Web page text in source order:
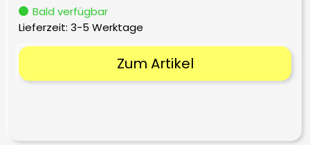
Bald verfügbar
Lieferzeit: 3-5 Werktage
Zum Artikel